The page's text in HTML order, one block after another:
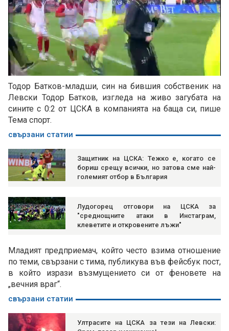
Unmute
Тодор Батков-младши, син на бившия собственик на
Левски Тодор Батков, изгледа на живо загубата на
сините с 0:2 от ЦСКА в компанията на баща си, пише
Тема спорт.
свързани статии
Защитник на ЦСКА: Тежко е, когато се
бориш срещу всички, но затова сме най-
големият отбор в България
Лудогорец отговори на ЦСКА за
"среднощните атаки в Инстаграм,
клеветите и откровените лъжи"
Младият предприемач, който често взима отношение
по теми, свързани с тима, публикува във фейсбук пост,
в който изрази възмущението си от феновете на
„вечния враг“.
свързани статии
Ултрасите на ЦСКА за тези на Левски: